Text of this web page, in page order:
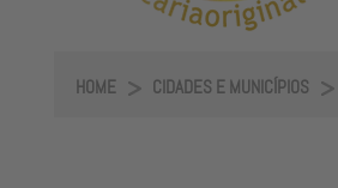
HOME CIDADES E MUNICÍPIOS